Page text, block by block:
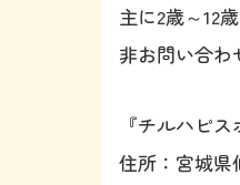
主に2歳～12
非お問い合わ
『チルハピ
住所：宮城